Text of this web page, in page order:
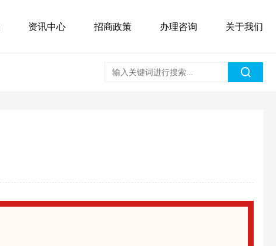
资讯中心 招商政策 办理咨询 关于我们